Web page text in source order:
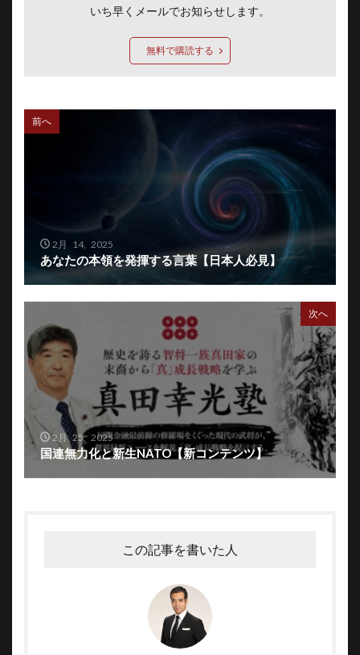
いち早くメールでお知らせします。
無料で購読する
前へ
2月 14, 2025
あなたの本領を発揮する言葉【日本人必見】
次へ
2月 25, 2025
国連無力化と新生NATO【新コンテンツ】
この記事を書いた人